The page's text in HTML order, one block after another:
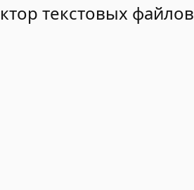
текстовых файлов